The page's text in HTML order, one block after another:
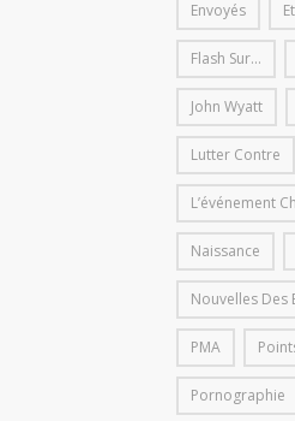
Envoyés
Flash Sur...
John Wyatt
Lutter Contre
L’événement
Naissance
Nouvelles Des
PMA
Pornographie